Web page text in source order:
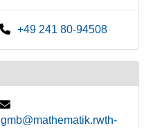
+49 241 80-94508
gmb@mathematik.rwth-